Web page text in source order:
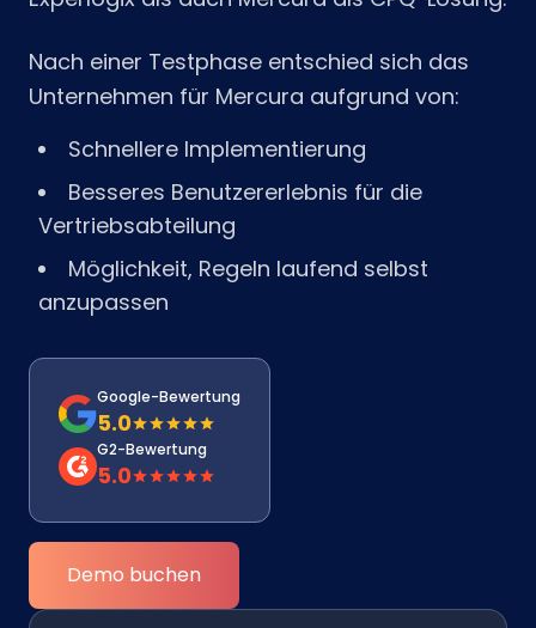
Nach einer Testphase entschied sich das
Unternehmen für Mercura aufgrund von:
Schnellere Implementierung
Besseres Benutzererlebnis für die
Vertriebsabteilung
Möglichkeit, Regeln laufend selbst
anzupassen
Google-Bewertung
5.0
G2-Bewertung
5.0
Demo buchen